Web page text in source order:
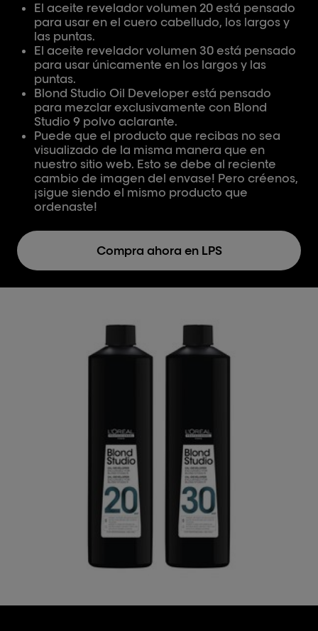
El aceite revelador volumen 20 está pensado
para usar en el cuero cabelludo, los largos y
las puntas.
El aceite revelador volumen 30 está pensado
para usar únicamente en los largos y las
puntas.
Blond Studio Oil Developer está pensado
para mezclar exclusivamente con Blond
Studio 9 polvo aclarante.
Puede que el producto que recibas no sea
visualizado de la misma manera que en
nuestro sitio web. Esto se debe al reciente
cambio de imagen del envase! Pero créenos,
¡sigue siendo el mismo producto que
ordenaste!
Compra ahora en LPS